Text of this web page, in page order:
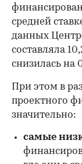
средней
данных
составляла
снизилась на
При этом в
проектного
значительно:
самые